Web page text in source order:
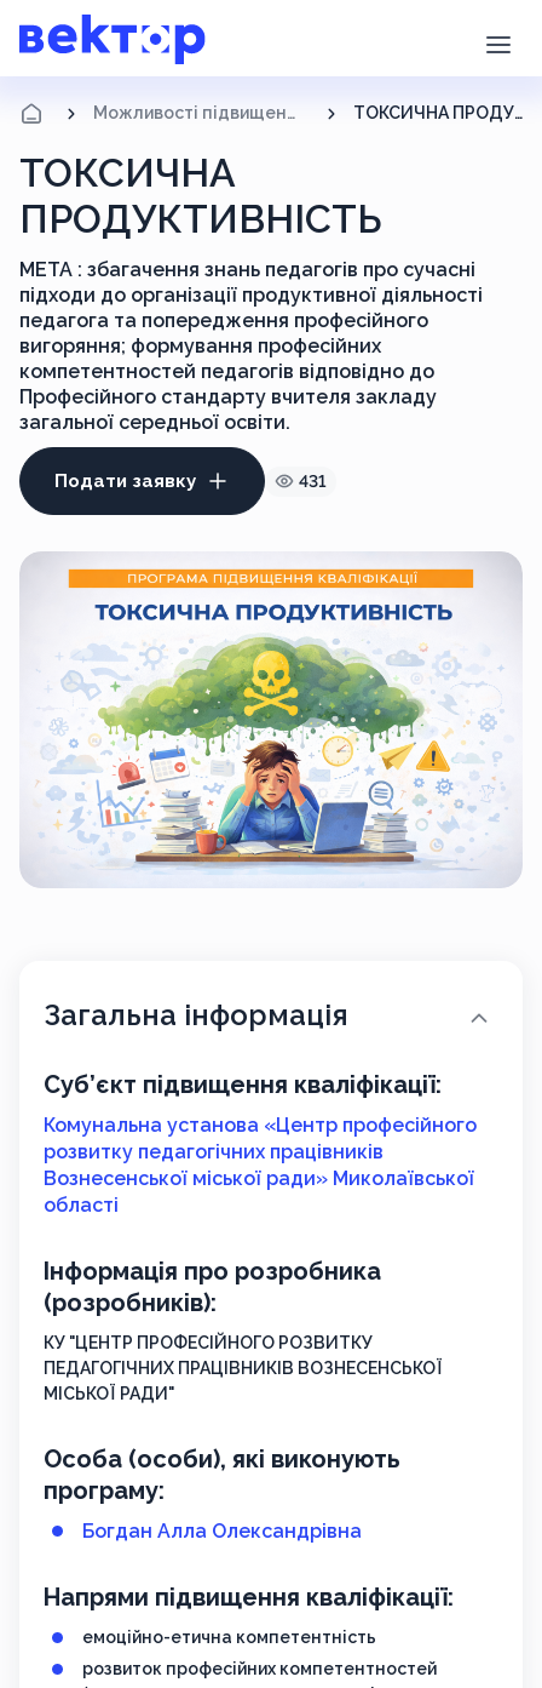
Можливості підвищення кваліфікації ТОКСИЧНА ПРОДУКТИВНІСТЬ
ТОКСИЧНА
ПРОДУКТИВНІСТЬ
МЕТА : збагачення знань педагогів про сучасні
підходи до організації продуктивної діяльності
педагога та попередження професійного
вигоряння; формування професійних
компетентностей педагогів відповідно до
Професійного стандарту вчителя закладу
загальної середньої освіти.
Подати заявку 431
Загальна інформація
Суб’єкт підвищення кваліфікації:
Комунальна установа «Центр професійного
розвитку педагогічних працівників
Вознесенської міської ради» Миколаївської
області
Інформація про розробника
(розробників):
КУ "ЦЕНТР ПРОФЕСІЙНОГО РОЗВИТКУ
ПЕДАГОГІЧНИХ ПРАЦІВНИКІВ ВОЗНЕСЕНСЬКОЇ
МІСЬКОЇ РАДИ"
Особа (особи), які виконують
програму:
Богдан Алла Олександрівна
Напрями підвищення кваліфікації:
емоційно-етична компетентність
розвиток професійних компетентностей